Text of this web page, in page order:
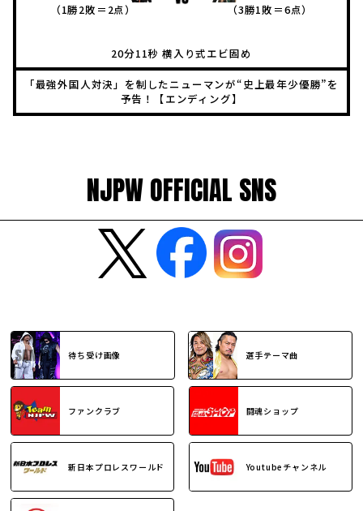
（1勝2敗＝2点）
（3勝1敗＝6点）
20分11秒 横入り式エビ固め
「最強外国人対決」を制したニューマンが“史上最年少優勝”を
予告！【エンディング】
NJPW OFFICIAL SNS
待ち受け画像 選手テーマ曲
ファンクラブ 闘魂ショップ
新日本プロレスワールド Youtubeチャンネル